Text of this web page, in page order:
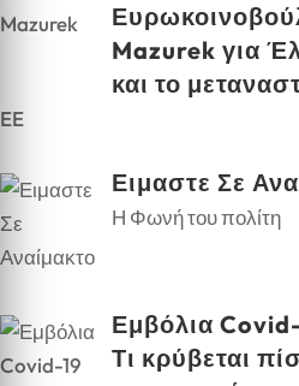
Mazurek για
και το
EE
Ειμαστε Σε
Η Φωνή του πολίτη
Εμβόλια
Τι κρύβεται